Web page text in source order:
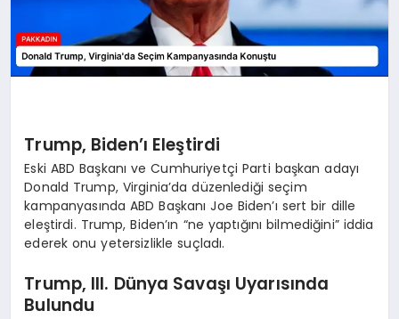
Trump, Biden’ı Eleştirdi
Eski ABD Başkanı ve Cumhuriyetçi Parti başkan adayı
Donald Trump, Virginia’da düzenlediği seçim
kampanyasında ABD Başkanı Joe Biden’ı sert bir dille
eleştirdi. Trump, Biden’ın “ne yaptığını bilmediğini” iddia
ederek onu yetersizlikle suçladı.
Trump, III. Dünya Savaşı Uyarısında
Bulundu